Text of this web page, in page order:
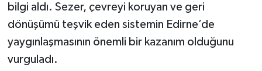
bilgi aldı. Sezer, çevreyi koruyan ve geri
dönüşümü teşvik eden sistemin Edirne’de
yaygınlaşmasının önemli bir kazanım olduğunu
vurguladı.